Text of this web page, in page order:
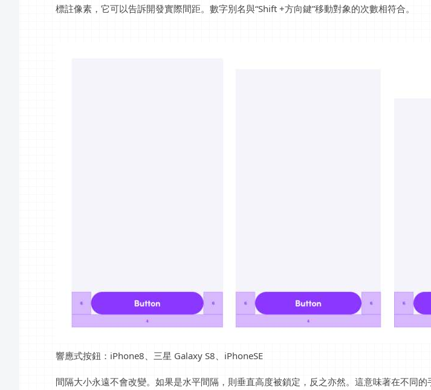
標註像素，它可以告訴開發實際間距。數字別名與“Shift +方向鍵”移動對象的次數相符合。
響應式按鈕：iPhone8、三星 Galaxy S8、iPhoneSE
間隔大小永遠不會改變。如果是水平間隔，則垂直高度被鎖定，反之亦然。這意味著在不同